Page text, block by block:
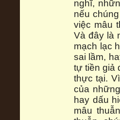
nghĩ,
nếu
việc mâu
Và đây là
mạch lạc
sai lầm,
tự tiền giả
thực tại.
của
hay dấu
mâu